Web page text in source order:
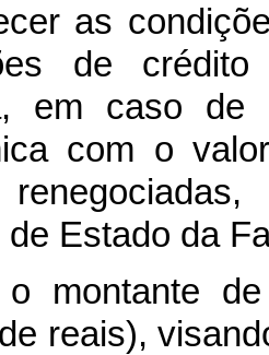
as
de
em caso de
com o
de Estado da
montante de
reais),